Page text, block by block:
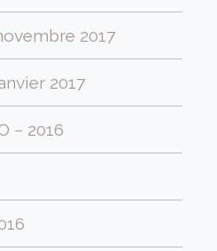
2017
2017
– 2016